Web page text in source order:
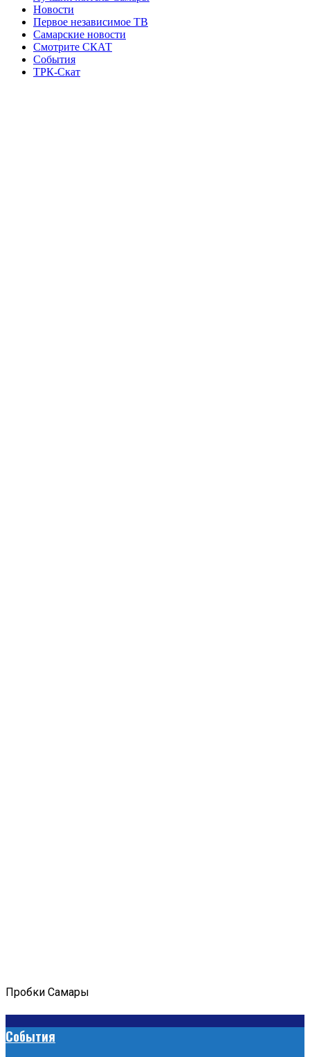
Новости
Первое независимое ТВ
Самарские новости
Смотрите СКАТ
События
ТРК-Скат
Пробки Самары
События